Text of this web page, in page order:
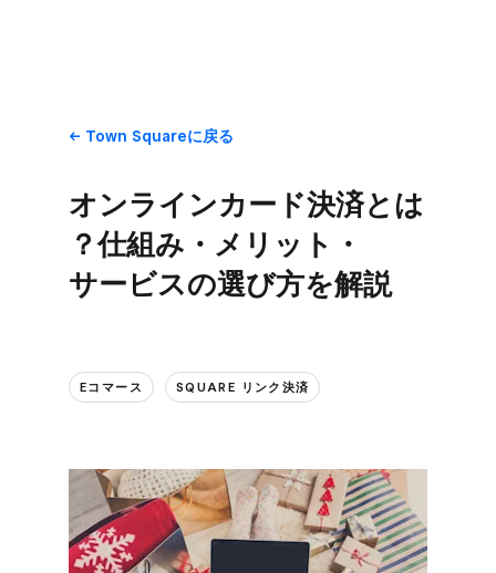
Town Squareに​戻る
オンラインカード決済とは
？​仕組み・メリット・
サービスの​選び方を​解説
Eコマース SQUARE リンク決済